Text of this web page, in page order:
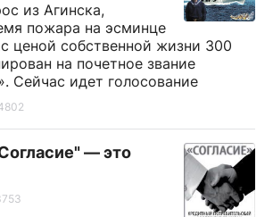
из Агинска,
пожара на эсминце
ценой собственной жизни 300
на почетное звание
Сейчас идет голосование
— это